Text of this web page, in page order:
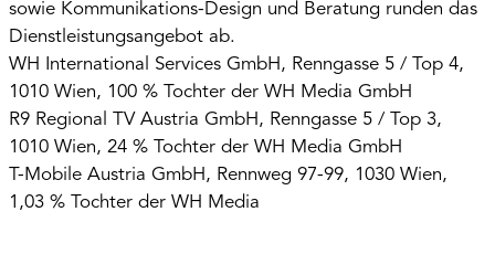
sowie Kommunikations-Design und Beratung runden das
Dienstleistungsangebot ab.
WH International Services GmbH, Renngasse 5 / Top 4,
1010 Wien, 100 % Tochter der WH Media GmbH
R9 Regional TV Austria GmbH, Renngasse 5 / Top 3,
1010 Wien, 24 % Tochter der WH Media GmbH
T-Mobile Austria GmbH, Rennweg 97-99, 1030 Wien,
1,03 % Tochter der WH Media